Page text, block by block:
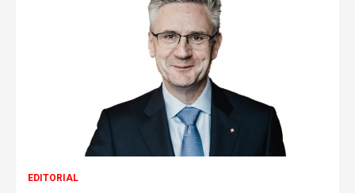
EDITORIAL